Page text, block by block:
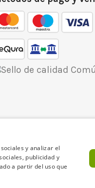
maestroVisa
Transferencia
C/Arturo Barea 19,
y analizar el
publicidad y
a partir del uso que